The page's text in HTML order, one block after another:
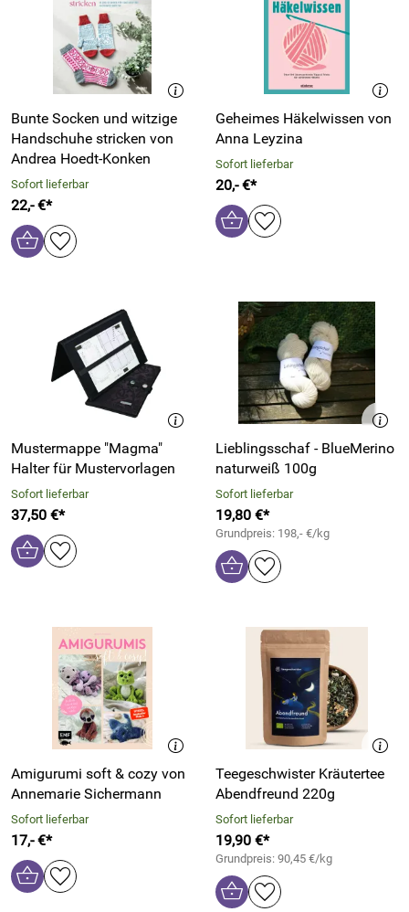
Bunte Socken und witzige
Handschuhe stricken von
Andrea Hoedt-Konken
Sofort lieferbar
22,- €*
Geheimes Häkelwissen von
Anna Leyzina
Sofort lieferbar
20,- €*
Mustermappe "Magma"
Halter für Mustervorlagen
Sofort lieferbar
37,50 €*
Lieblingsschaf - BlueMerino
naturweiß 100g
Sofort lieferbar
19,80 €*
Grundpreis: 198,- €/kg
Amigurumi soft & cozy von
Annemarie Sichermann
Sofort lieferbar
17,- €*
Teegeschwister Kräutertee
Abendfreund 220g
Sofort lieferbar
19,90 €*
Grundpreis: 90,45 €/kg